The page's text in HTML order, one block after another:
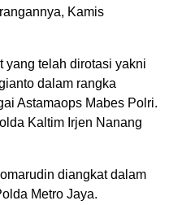
Kamis
yang telah dirotasi yakni
dalam rangka
Astamaops Mabes Polri.
Kaltim Irjen Nanang
diangkat dalam
Metro Jaya.